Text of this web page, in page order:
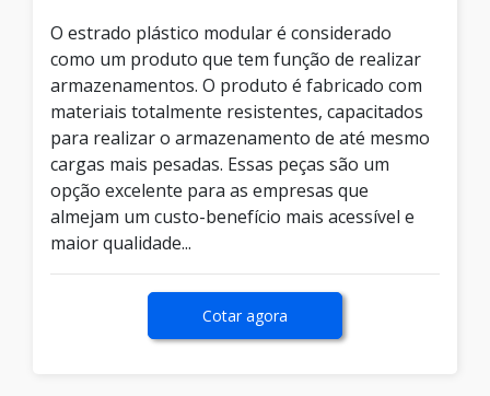
O estrado plástico modular é considerado
como um produto que tem função de realizar
armazenamentos. O produto é fabricado com
materiais totalmente resistentes, capacitados
para realizar o armazenamento de até mesmo
cargas mais pesadas. Essas peças são um
opção excelente para as empresas que
almejam um custo-benefício mais acessível e
maior qualidade...
Cotar agora